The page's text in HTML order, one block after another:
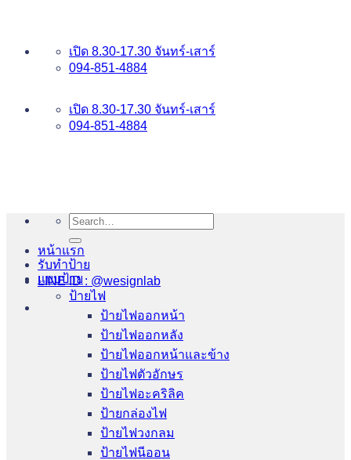
เปิด 8.30-17.30 จันทร์-เสาร์
094-851-4884
เปิด 8.30-17.30 จันทร์-เสาร์
094-851-4884
LINE ID : @wesignlab
Search
for:
หน้าแรก
รับทำป้าย
แบบป้าย
ป้ายไฟ
ป้ายไฟออกหน้า
ป้ายไฟออกหลัง
ป้ายไฟออกหน้าและข้าง
ป้ายไฟตัวอักษร
ป้ายไฟอะคริลิค
ป้ายกล่องไฟ
ป้ายไฟวงกลม
ป้ายไฟนีออน